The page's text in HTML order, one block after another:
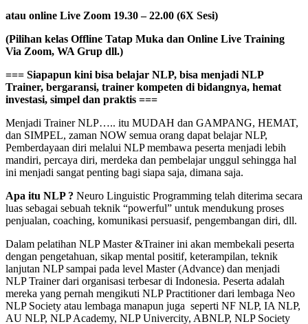
atau online Live Zoom 19.30 – 22.00 (6X Sesi)
(Pilihan kelas Offline Tatap Muka dan Online Live Training
Via Zoom, WA Grup dll.)
=== Siapapun kini bisa belajar NLP, bisa menjadi NLP
Trainer, bergaransi, trainer kompeten di bidangnya, hemat
investasi, simpel dan praktis ===
Menjadi Trainer NLP….. itu MUDAH dan GAMPANG, HEMAT,
dan SIMPEL, zaman NOW semua orang dapat belajar NLP,
Pemberdayaan diri melalui NLP membawa peserta menjadi lebih
mandiri, percaya diri, merdeka dan pembelajar unggul sehingga hal
ini menjadi sangat penting bagi siapa saja, dimana saja.
Apa itu NLP ? Neuro Linguistic Programming telah diterima secara
luas sebagai sebuah teknik “powerful” untuk mendukung proses
penjualan, coaching, komunikasi persuasif, pengembangan diri, dll.
Dalam pelatihan NLP Master &Trainer ini akan membekali peserta
dengan pengetahuan, sikap mental positif, keterampilan, teknik
lanjutan NLP sampai pada level Master (Advance) dan menjadi
NLP Trainer dari organisasi terbesar di Indonesia. Peserta adalah
mereka yang pernah mengikuti NLP Practitioner dari lembaga Neo
NLP Society atau lembaga manapun juga seperti NF NLP, IA NLP,
AU NLP, NLP Academy, NLP Univercity, ABNLP, NLP Society